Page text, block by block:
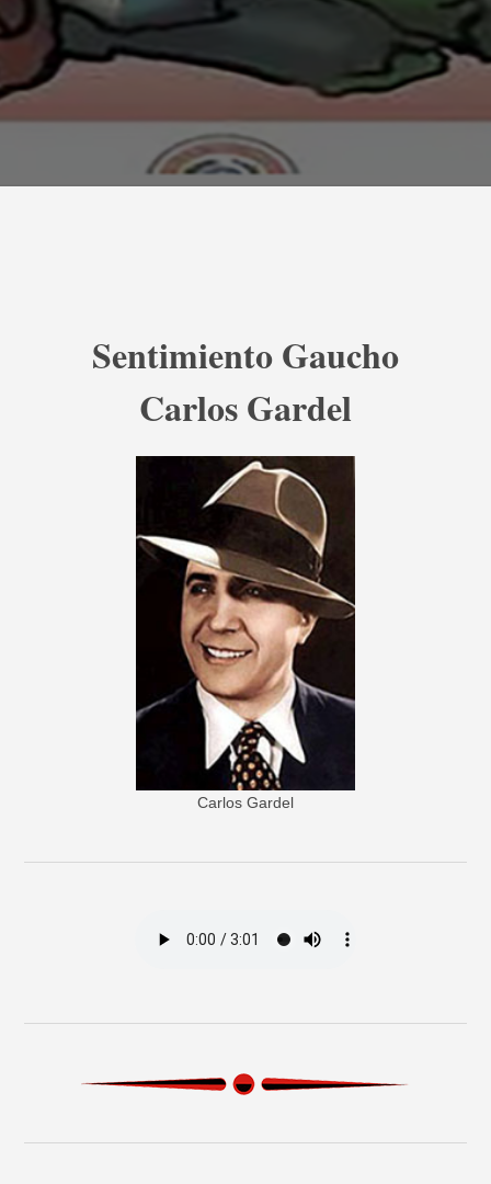
Sentimiento Gaucho
Carlos Gardel
Carlos Gardel